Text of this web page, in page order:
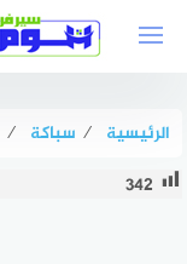
الرئيسية ⁄ سباكة ⁄
342